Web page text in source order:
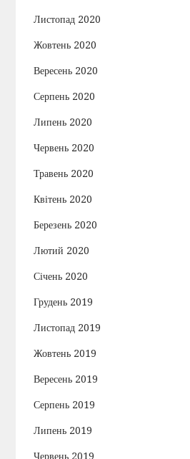
Листопад 2020
Жовтень 2020
Вересень 2020
Серпень 2020
Липень 2020
Червень 2020
Травень 2020
Квітень 2020
Березень 2020
Лютий 2020
Січень 2020
Грудень 2019
Листопад 2019
Жовтень 2019
Вересень 2019
Серпень 2019
Липень 2019
Червень 2019